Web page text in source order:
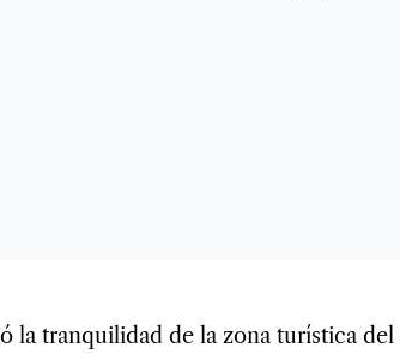
la tranquilidad de la zona turística